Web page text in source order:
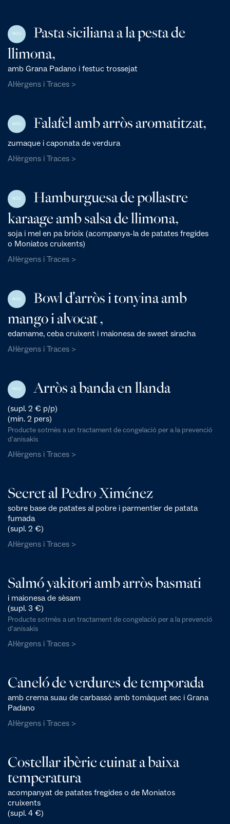
NOU
Pasta siciliana a la pesta de
llimona,
amb Grana Padano i festuc trossejat
Al·lèrgens i Traces >
NOU Falafel amb arròs aromatitzat,
zumaque i caponata de verdura
Al·lèrgens i Traces >
NOU
Hamburguesa de pollastre
karaage amb salsa de llimona,
soja i mel en pa brioix (acompanya-la de patates fregides
o Moniatos cruixents)
Al·lèrgens i Traces >
NOU
Bowl d'arròs i tonyina amb
mango i alvocat ,
edamame, ceba cruixent i maionesa de sweet siracha
Al·lèrgens i Traces >
NOU Arròs a banda en llanda
(supl. 2 € p/p)
(mín. 2 pers)
Producte sotmès a un tractament de congelació per a la prevenció
d'anisakis
Al·lèrgens i Traces >
Secret al Pedro Ximénez
sobre base de patates al pobre i parmentier de patata
fumada
(supl. 2 €)
Al·lèrgens i Traces >
Salmó yakitori amb arròs basmati
i maionesa de sèsam
(supl. 3 €)
Producte sotmès a un tractament de congelació per a la prevenció
d'anisakis
Al·lèrgens i Traces >
Caneló de verdures de temporada
amb crema suau de carbassó amb tomàquet sec i Grana
Padano
Al·lèrgens i Traces >
Costellar ibèric cuinat a baixa
temperatura
acompanyat de patates fregides o de Moniatos
cruixents
(supl. 4 €)